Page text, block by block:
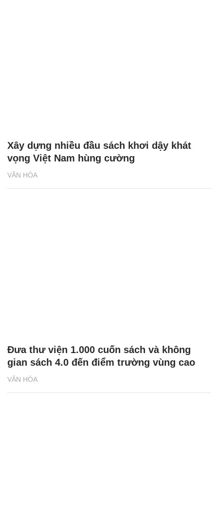
VĂN HÓA
Xây dựng nhiều đầu sách khơi dậy khát
vọng Việt Nam hùng cường
VĂN HÓA
Đưa thư viện 1.000 cuốn sách và không
gian sách 4.0 đến điểm trường vùng cao